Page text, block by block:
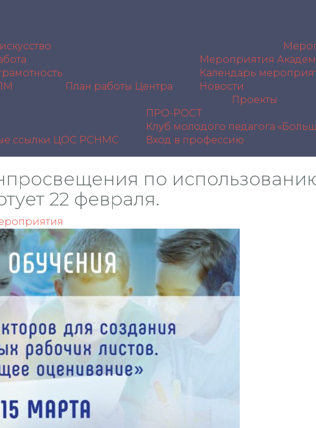
План работы Центра
Мероприятия
Календарь
Новости
ссылки ЦОС РСНМС
Проекты
ПРО-РОСТ
Клуб молодого педагога
Вход в профессию
по
22 февраля.